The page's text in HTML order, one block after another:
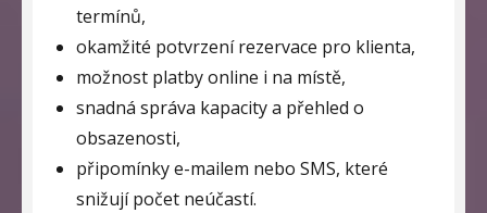
termínů,
okamžité potvrzení rezervace pro klienta,
možnost platby online i na místě,
snadná správa kapacity a přehled o
obsazenosti,
připomínky e-mailem nebo SMS, které
snižují počet neúčastí.